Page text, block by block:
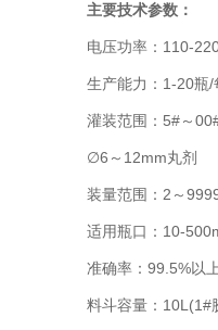
主要技术参数：
电压功率：110-
生产能力：1-20瓶/
灌装范围：5#～00#
∅6～12mm丸剂
装量范围：2～
适用瓶口：10-
准确率：99.5%以
料斗容量：10L(1#